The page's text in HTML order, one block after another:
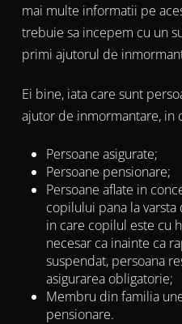
mai multe informatii pe
trebuie sa incepem cu un
primi ajutorul de
Ei bine, iata care sunt
ajutor de inmormantare, in
Persoane asigurate;
Persoane pensionare;
Persoane aflate in
copilului pana la varsta
in care copilul este cu
necesar ca inainte ca
suspendat, persoana
asigurarea obligatorie;
Membru din familia
pensionare.